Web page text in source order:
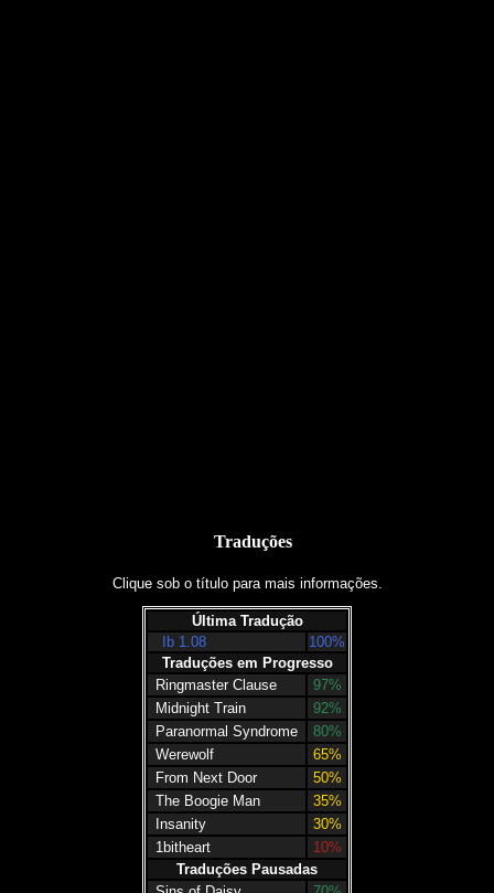
Traduções
Clique sob o título para mais informações.
Última Tradução
Ib 1.08
100%
Traduções em Progresso
Ringmaster Clause
97%
Midnight Train
92%
Paranormal Syndrome
80%
Werewolf
65%
From Next Door
50%
The Boogie Man
35%
Insanity
30%
1bitheart
10%
Traduções Pausadas